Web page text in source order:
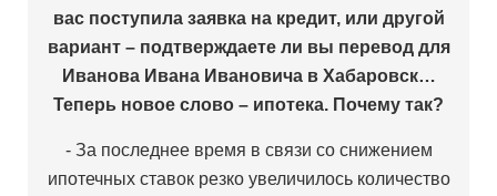
вас поступила заявка на кредит, или другой
вариант – подтверждаете ли вы перевод для
Иванова Ивана Ивановича в Хабаровск…
Теперь новое слово – ипотека. Почему так?
- За последнее время в связи со снижением
ипотечных ставок резко увеличилось количество